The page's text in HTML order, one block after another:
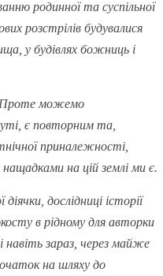
родинної та суспільної
розстрілів будувалися
у будівлях божниць і
Проте можемо
є повторним та,
приналежності,
на цій землі ми є.
дослідниці історії
в рідному для авторки
навіть зараз, через майже
на шляху до